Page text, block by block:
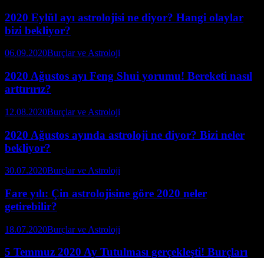
2020 Eylül ayı astrolojisi ne diyor? Hangi olaylar
bizi bekliyor?
06.09.2020Burçlar ve Astroloji
2020 Ağustos ayı Feng Shui yorumu! Bereketi nasıl
arttırırız?
12.08.2020Burçlar ve Astroloji
2020 Ağustos ayında astroloji ne diyor? Bizi neler
bekliyor?
30.07.2020Burçlar ve Astroloji
Fare yılı: Çin astrolojisine göre 2020 neler
getirebilir?
18.07.2020Burçlar ve Astroloji
5 Temmuz 2020 Ay Tutulması gerçekleşti! Burçları